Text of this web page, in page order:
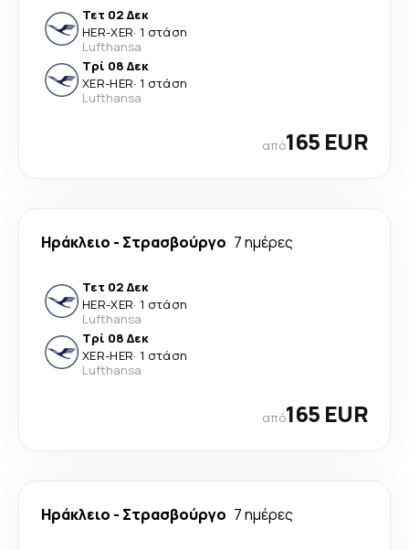
Τετ 02 Δεκ
HER-XER· 1 στάση
Lufthansa
Τρί 08 Δεκ
XER-HER· 1 στάση
Lufthansa
από165 EUR
Ηράκλειο - Στρασβούργο 7 ημέρες
Τετ 02 Δεκ
HER-XER· 1 στάση
Lufthansa
Τρί 08 Δεκ
XER-HER· 1 στάση
Lufthansa
από165 EUR
Ηράκλειο - Στρασβούργο 7 ημέρες